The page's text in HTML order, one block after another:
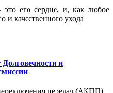
это его сердце, и, как любое
и качественного ухода
и
передач (АКПП) –